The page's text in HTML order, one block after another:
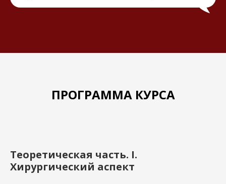
ПРОГРАММА КУРСА
Теоретическая часть. I.
Хирургический аспект